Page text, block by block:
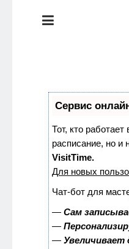
СТИЛЬ
ЭКОЛОГИЯ
ДОМА
КРАСОТА И
ЗДОРОВЬЕ
ПИТАНИЕ
Сервис
Тот, кто
расписание, но
VisitTime.
Для новых
Чат-бот для
— Сам
—
—